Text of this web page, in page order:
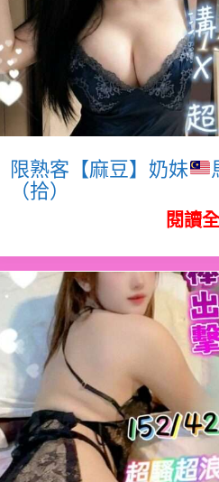
限熟客【麻豆】奶妹
（拾）
閱讀